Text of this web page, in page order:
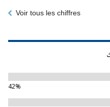
Voir tous les chiffres
42%